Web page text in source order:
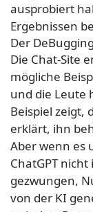
ausprobiert
Ergebnissen
Der
Die Chat-Site
mögliche
und die Leute
Beispiel zeigt,
erklärt, ihn
Aber wenn es
ChatGPT
gezwungen,
von der KI